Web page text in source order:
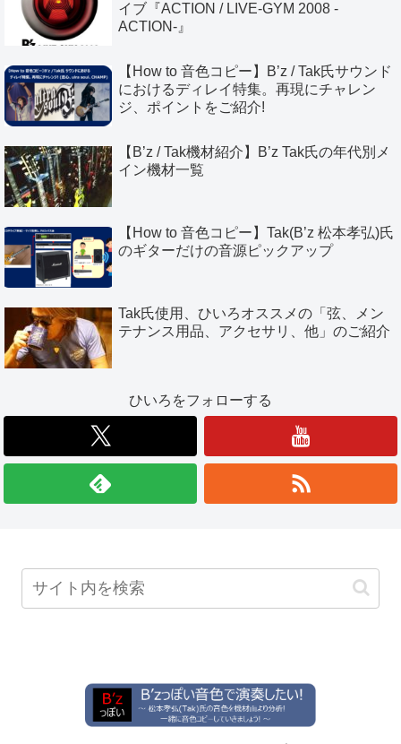
イブ『ACTION / LIVE-GYM 2008 -
ACTION-』
【How to 音色コピー】B’z / Tak氏サウンド
におけるディレイ特集。再現にチャレン
ジ、ポイントをご紹介!
【B’z / Tak機材紹介】B’z Tak氏の年代別メ
イン機材一覧
【How to 音色コピー】Tak(B’z 松本孝弘)氏
のギターだけの音源ピックアップ
Tak氏使用、ひいろオススメの「弦、メン
テナンス用品、アクセサリ、他」のご紹介
ひいろをフォローする